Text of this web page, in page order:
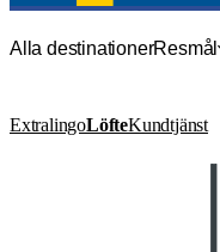
Alla destinationerResmål
ExtralingoLöfteKundtjänst